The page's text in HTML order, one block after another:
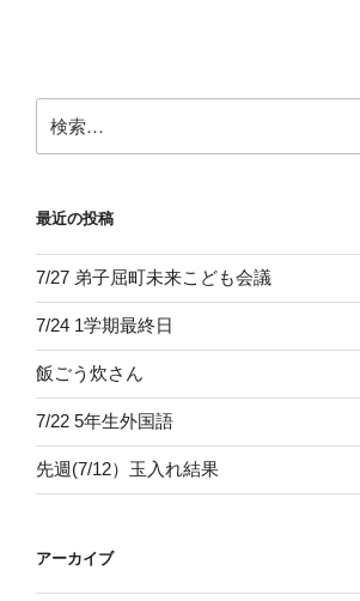
ン
索:
最近の投稿
7/27 弟子屈町未来こども会議
7/24 1学期最終日
飯ごう炊さん
7/22 5年生外国語
先週(7/12）玉入れ結果
アーカイブ